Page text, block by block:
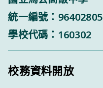
統一編號：96402805
學校代碼：160302
校務資料開放